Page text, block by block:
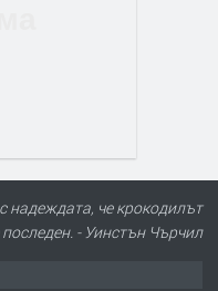
надеждата, че крокодилът
- Уинстън Чърчил
Орфей